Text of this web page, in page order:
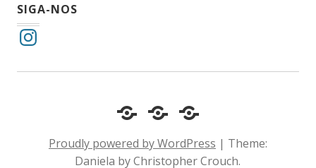
SIGA-NOS
Instagram
Cotidiano
Comportamento
Inclusão
e
Acessibilidade
Diário
um
surdo
Proudly powered by WordPress | Theme:
Daniela by Christopher Crouch.